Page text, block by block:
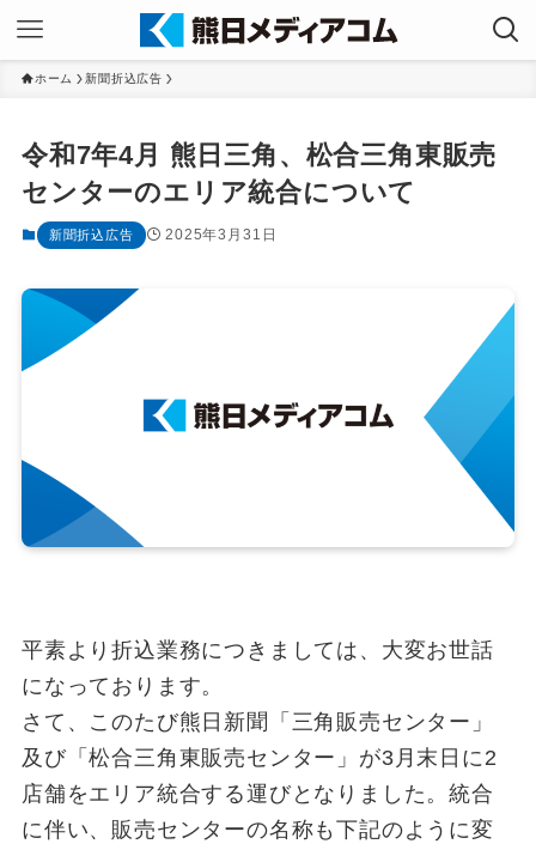
ホーム 新聞折込広告
令和7年4月 熊日三角、松合三角東販売
センターのエリア統合について
新聞折込広告 2025年3月31日
平素より折込業務につきましては、大変お世話
になっております。
さて、このたび熊日新聞「三角販売センター」
及び「松合三角東販売センター」が3月末日に2
店舗をエリア統合する運びとなりました。統合
に伴い、販売センターの名称も下記のように変